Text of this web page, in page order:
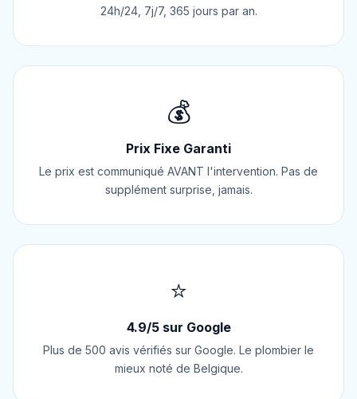
24h/24, 7j/7, 365 jours par an.
💰
Prix Fixe Garanti
Le prix est communiqué AVANT l'intervention. Pas de
supplément surprise, jamais.
⭐
4.9/5 sur Google
Plus de 500 avis vérifiés sur Google. Le plombier le
mieux noté de Belgique.